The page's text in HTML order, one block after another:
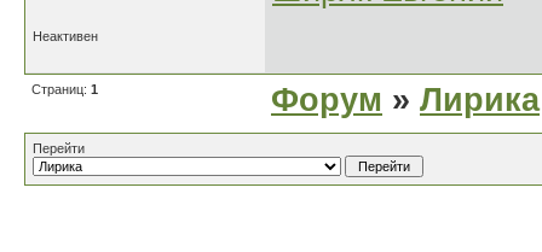
Неактивен
Страниц: 1 Форум » Лирика
Перейти